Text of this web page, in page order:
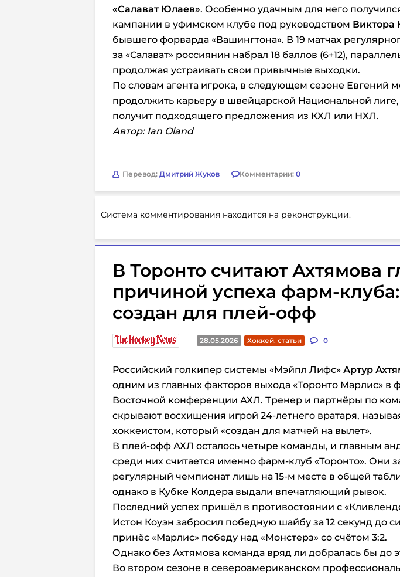
«Салават Юлаев». Особенно удачным для него
кампании в уфимском клубе под руководством Виктора
бывшего форварда «Вашингтона». В 19 матчах
за «Салават» россиянин набрал 18 баллов (6+12),
продолжая устраивать свои привычные выходки.
По словам агента игрока, в следующем сезоне Евгений
продолжить карьеру в швейцарской Национальной
получит подходящего предложения из КХЛ или НХЛ.
Автор: Ian Oland
Перевод: Дмитрий Жуков Комментарии: 0
Система комментирования находится на реконструкции.
В Торонто считают Ахтямова
причиной успеха фарм-
создан для плей-офф
28.05.2026 Хоккей. статьи 0
Российский голкипер системы «Мэйпл Лифс» Артур
одним из главных факторов выхода «Торонто Марлис» в
Восточной конференции АХЛ. Тренер и партнёры по
скрывают восхищения игрой 24-летнего вратаря,
хоккеистом, который «создан для матчей на вылет».
В плей-офф АХЛ осталось четыре команды, и главным
среди них считается именно фарм-клуб «Торонто». Они
регулярный чемпионат лишь на 15-м месте в общей
однако в Кубке Колдера выдали впечатляющий рывок.
Последний успех пришёл в противостоянии с
Истон Коуэн забросил победную шайбу за 12 секунд до
принёс «Марлис» победу над «Монстерз» со счётом 3:2.
Однако без Ахтямова команда вряд ли добралась бы до
Во втором сезоне в североамериканском